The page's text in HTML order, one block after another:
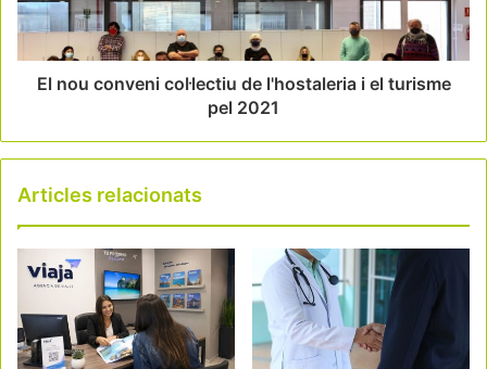
El nou conveni col·lectiu de l'hostaleria i el turisme
pel 2021
Articles relacionats